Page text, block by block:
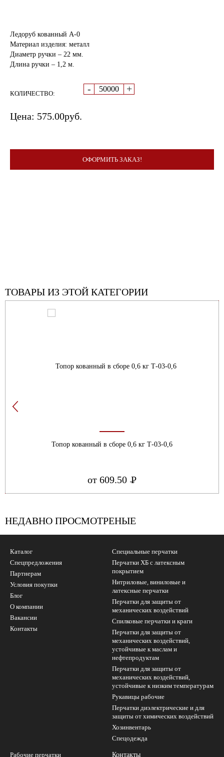
Ледоруб кованный А-0
Материал изделия: металл
Диаметр ручки – 22 мм.
Длина ручки – 1,2 м.
КОЛИЧЕСТВО: - +
Цена: 575.00руб.
ОФОРМИТЬ ЗАКАЗ!
ТОВАРЫ ИЗ ЭТОЙ КАТЕГОРИИ
Топор кованный в сборе 0,6 кг Т-03-0,6
от 609.50 Р
УБ.
НЕДАВНО ПРОСМОТРЕНЫЕ
Каталог
Спецпредложения
Партнерам
Условия покупки
Блог
О компании
Вакансии
Контакты
Специальные перчатки
Перчатки ХБ с латексным
покрытием
Нитриловые, виниловые и
латексные перчатки
Перчатки для защиты от
механических воздействий
Cпилковые перчатки и краги
Перчатки для защиты от
механических воздействий,
устойчивые к маслам и
нефтепродуктам
Перчатки для защиты от
механических воздействий,
устойчивые к низким температурам
Рукавицы рабочие
Перчатки диэлектрические и для
защиты от химических воздействий
Хозинвентарь
Спецодежда
Рабочие перчатки Контакты